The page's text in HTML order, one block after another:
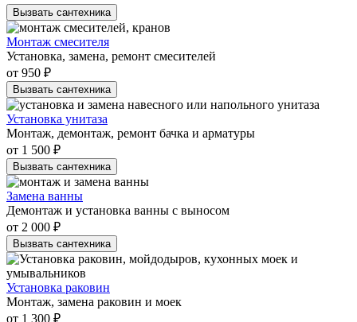
Вызвать сантехника
Монтаж смесителя
Установка, замена, ремонт смесителей
от 950 ₽
Вызвать сантехника
Установка унитаза
Монтаж, демонтаж, ремонт бачка и арматуры
от 1 500 ₽
Вызвать сантехника
Замена ванны
Демонтаж и установка ванны с выносом
от 2 000 ₽
Вызвать сантехника
Установка раковин
Монтаж, замена раковин и моек
от 1 300 ₽